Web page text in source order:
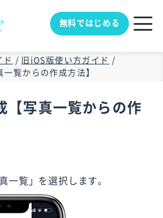
無料ではじめる
ド / 旧iOS版使い方ガイド
/
一覧からの作成方法】
【写真一覧からの作
一覧」を選択します。